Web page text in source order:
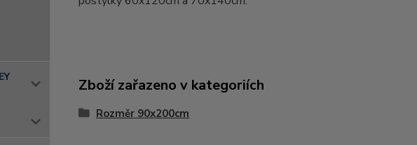
Zboží zařazeno v kategoriích
Rozměr 90x200cm